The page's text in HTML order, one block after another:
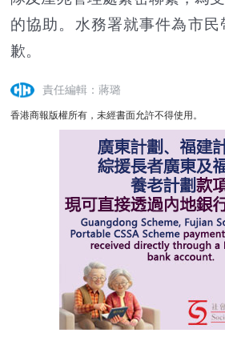
的協助。水務署就事件為市
歉。
責任編輯：蔣璐
香港商報版權所有，未經書面允許不得使用。